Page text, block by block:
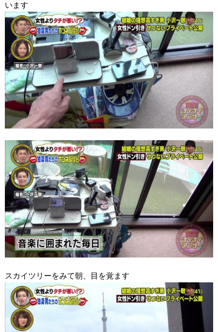
います
スカイツリーをみて朝、目を覚ます